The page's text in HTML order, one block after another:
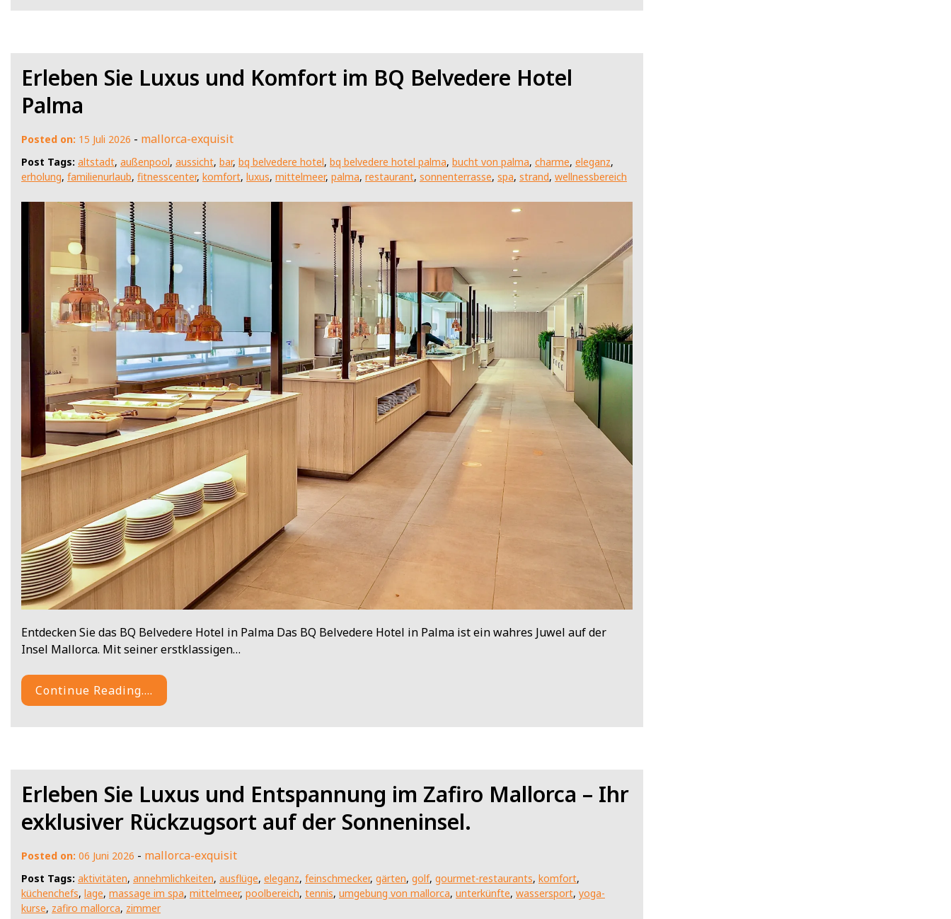
Erleben Sie Luxus und Komfort im BQ Belvedere Hotel
Palma
Posted on: 15 Juli 2026 - mallorca-exquisit
Post Tags: altstadt, außenpool, aussicht, bar, bq belvedere hotel, bq belvedere hotel palma, bucht von palma, charme, eleganz,
erholung, familienurlaub, fitnesscenter, komfort, luxus, mittelmeer, palma, restaurant, sonnenterrasse, spa, strand, wellnessbereich
Entdecken Sie das BQ Belvedere Hotel in Palma Das BQ Belvedere Hotel in Palma ist ein wahres Juwel auf der
Insel Mallorca. Mit seiner erstklassigen…
Continue Reading....
Erleben Sie Luxus und Entspannung im Zafiro Mallorca – Ihr
exklusiver Rückzugsort auf der Sonneninsel.
Posted on: 06 Juni 2026 - mallorca-exquisit
Post Tags: aktivitäten, annehmlichkeiten, ausflüge, eleganz, feinschmecker, gärten, golf, gourmet-restaurants, komfort,
küchenchefs, lage, massage im spa, mittelmeer, poolbereich, tennis, umgebung von mallorca, unterkünfte, wassersport, yoga-
kurse, zafiro mallorca, zimmer